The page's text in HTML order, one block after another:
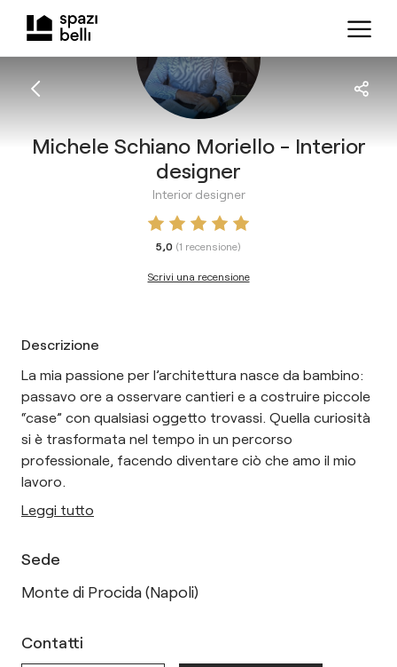
Michele Schiano Moriello - Interior
designer
Interior designer
5,0 (1 recensione)
Scrivi una recensione
Descrizione
La mia passione per l’architettura nasce da bambino:
passavo ore a osservare cantieri e a costruire piccole
“case” con qualsiasi oggetto trovassi. Quella curiosità
si è trasformata nel tempo in un percorso
professionale, facendo diventare ciò che amo il mio
lavoro.
Leggi tutto
Sede
Monte di Procida (Napoli)
Contatti